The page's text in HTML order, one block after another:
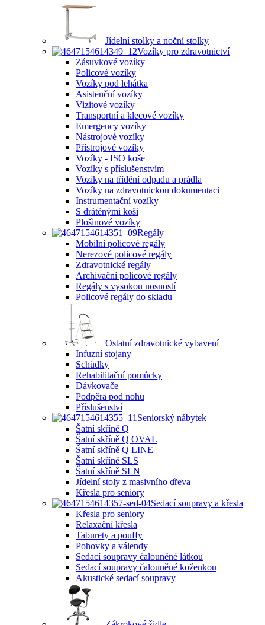
Jídelní stolky a noční stolky
Vozíky pro zdravotnictví
Zásuvkové vozíky
Policové vozíky
Vozíky pod lehátka
Asistenční vozíky
Vizitové vozíky
Transportní a klecové vozíky
Emergency vozíky
Nástrojové vozíky
Přístrojové vozíky
Vozíky - ISO koše
Vozíky s příslušenstvím
Vozíky na třídění odpadu a prádla
Vozíky na zdravotnickou dokumentaci
Instrumentační vozíky
S drátěnými koši
Plošinové vozíky
Regály
Mobilní policové regály
Nerezové policové regály
Zdravotnické regály
Archivační policové regály
Regály s vysokou nosností
Policové regály do skladu
Ostatní zdravotnické vybavení
Infuzní stojany
Schůdky
Rehabilitační pomůcky
Dávkovače
Podpěra pod nohu
Příslušenství
Seniorský nábytek
Šatní skříně Q
Šatní skříně Q OVAL
Šatní skříně Q LINE
Šatní skříně SLS
Šatní skříně SLN
Jídelní stoly z masivního dřeva
Křesla pro seniory
Sedací soupravy a křesla
Křesla pro seniory
Relaxační křesla
Taburety a pouffy
Pohovky a válendy
Sedací soupravy čalouněné látkou
Sedací soupravy čalouněné koženkou
Akustické sedací soupravy